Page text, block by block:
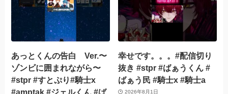
あっとくんの告白 Ver.〜
ゾンビに囲まれながら〜
#stpr #すとぷり#騎士x
#amptak #ジェルくん #ば
幸せです。。。#配信切り
抜き #stpr #ばぁうくん #
ばぁう民 #騎士x #騎士a
2026年8月1日